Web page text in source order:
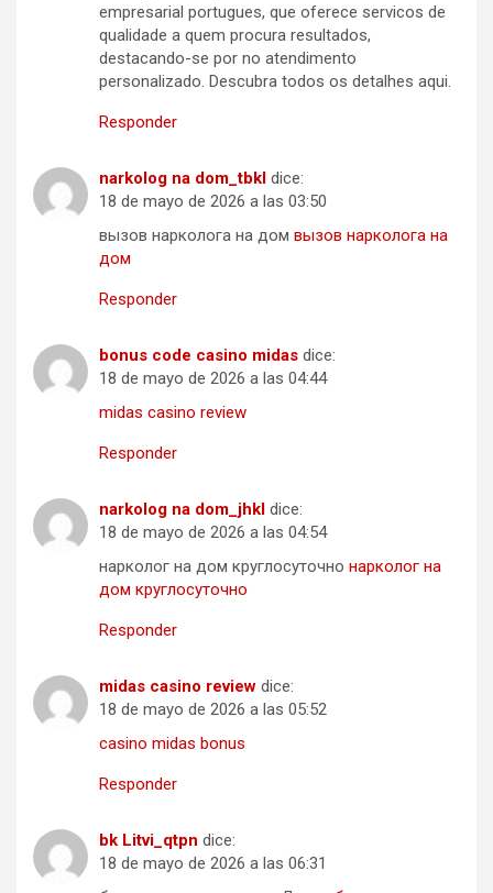
empresarial portugues, que oferece servicos de
qualidade a quem procura resultados,
destacando-se por no atendimento
personalizado. Descubra todos os detalhes aqui.
Responder
narkolog na dom_tbkl dice:
18 de mayo de 2026 a las 03:50
вызов нарколога на дом вызов нарколога на
дом
Responder
bonus code casino midas dice:
18 de mayo de 2026 a las 04:44
midas casino review
Responder
narkolog na dom_jhkl dice:
18 de mayo de 2026 a las 04:54
нарколог на дом круглосуточно нарколог на
дом круглосуточно
Responder
midas casino review dice:
18 de mayo de 2026 a las 05:52
casino midas bonus
Responder
bk Litvi_qtpn dice:
18 de mayo de 2026 a las 06:31